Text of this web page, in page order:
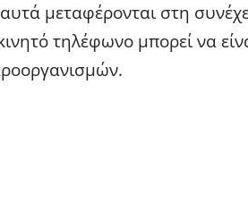
μεταφέρονται στη
τηλέφωνο μπορεί να